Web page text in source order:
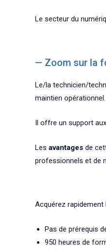
Le secteur du
— Zoom sur la
Le/la technicien/
maintien opérationnel.
Il offre un support
Les avantages de
professionnels et de
Acquérez
Pas de prérequis
950 heures de